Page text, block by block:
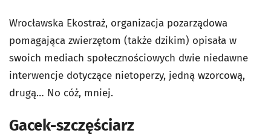
Wrocławska Ekostraż, organizacja pozarządowa
pomagająca zwierzętom (także dzikim) opisała w
swoich mediach społecznościowych dwie niedawne
interwencje dotyczące nietoperzy, jedną wzorcową,
drugą… No cóż, mniej.
Gacek-szczęściarz